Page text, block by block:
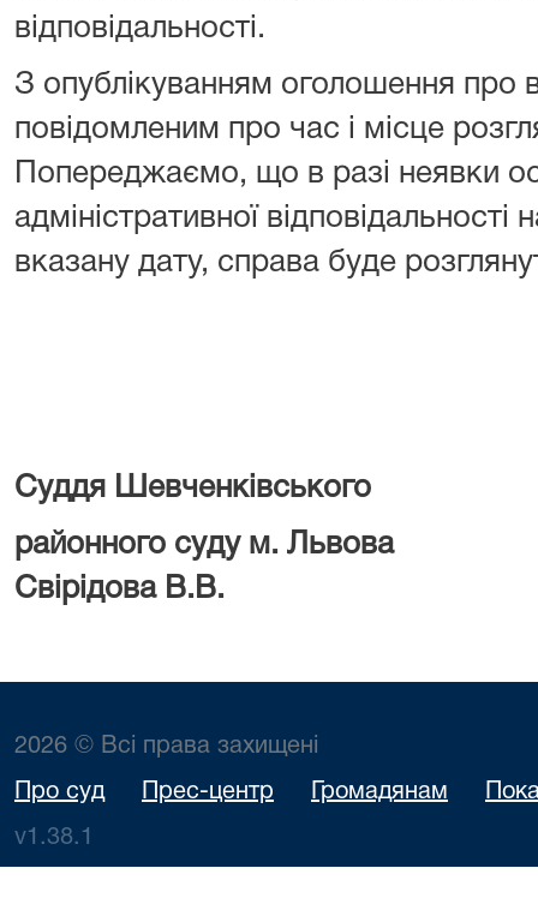
відповідальності.
З опублікуванням оголошення про
повідомленим про час і місце
Попереджаємо, що в разі неявки
адміністративної відповідальності
вказану дату, справа буде
Суддя Шевченківського
районного суду
Свірідова В.В.
2026 © Всі права захищені
Про суд Прес-центр Громадянам
v1.38.1